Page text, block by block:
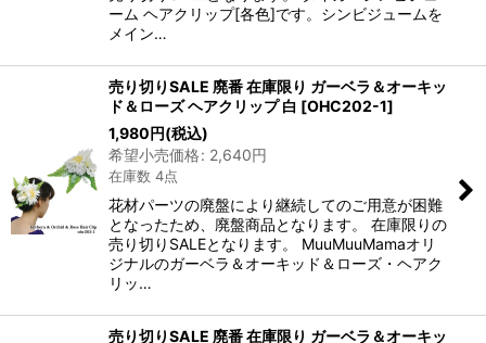
ーム ヘアクリップ[各色]です。シンビジュームを
メイン…
売り切りSALE 廃番 在庫限り ガーベラ＆オーキッ
ド＆ローズ ヘアクリップ 白 [OHC202-1]
1,980円(税込)
希望小売価格: 2,640円
在庫数 4点
花材パーツの廃盤により継続してのご用意が困難
となったため、廃盤商品となります。 在庫限りの
売り切りSALEとなります。 MuuMuuMamaオリ
ジナルのガーベラ＆オーキッド＆ローズ・ヘアク
リッ…
売り切りSALE 廃番 在庫限り ガーベラ＆オーキッ